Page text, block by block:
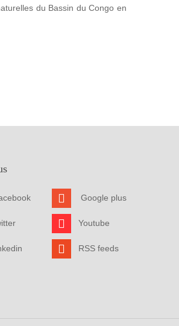
du Bassin du Congo en
Google plus
Youtube
RSS feeds